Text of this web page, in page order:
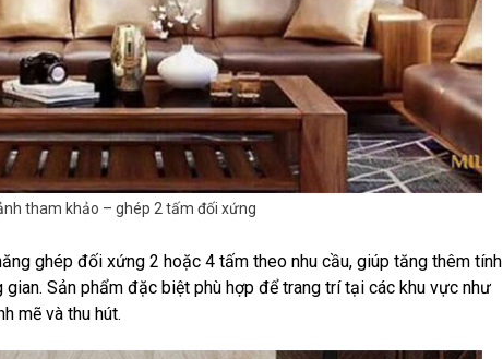
tham khảo – ghép 2 tấm đối xứng
ghép đối xứng 2 hoặc 4 tấm theo nhu cầu, giúp tăng thêm tính
Sản phẩm đặc biệt phù hợp để trang trí tại các khu vực như
mẽ và thu hút.